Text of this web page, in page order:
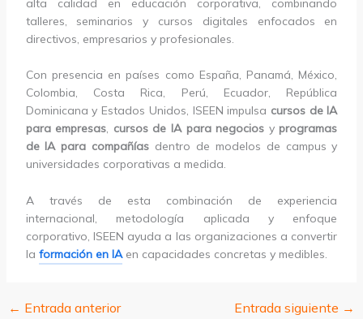
alta calidad en educación corporativa, combinando
talleres, seminarios y cursos digitales enfocados en
directivos, empresarios y profesionales.
Con presencia en países como España, Panamá, México,
Colombia, Costa Rica, Perú, Ecuador, República
Dominicana y Estados Unidos, ISEEN impulsa cursos de IA
para empresas, cursos de IA para negocios yprogramas
de IA para compañías dentro de modelos de campus y
universidades corporativas a medida.
A través de esta combinación de experiencia
internacional, metodología aplicada y enfoque
corporativo, ISEEN ayuda a las organizaciones a convertir
la formación en IAen capacidades concretas y medibles.
← Entrada anterior Entrada siguiente →